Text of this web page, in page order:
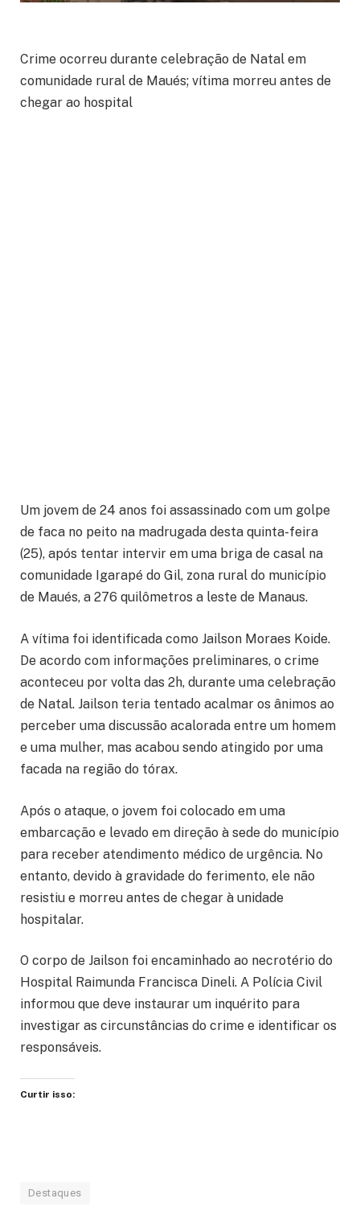
Crime ocorreu durante celebração de Natal em
comunidade rural de Maués; vítima morreu antes de
chegar ao hospital
Um jovem de 24 anos foi assassinado com um golpe
de faca no peito na madrugada desta quinta-feira
(25), após tentar intervir em uma briga de casal na
comunidade Igarapé do Gil, zona rural do município
de Maués, a 276 quilômetros a leste de Manaus.
A vítima foi identificada como Jailson Moraes Koide.
De acordo com informações preliminares, o crime
aconteceu por volta das 2h, durante uma celebração
de Natal. Jailson teria tentado acalmar os ânimos ao
perceber uma discussão acalorada entre um homem
e uma mulher, mas acabou sendo atingido por uma
facada na região do tórax.
Após o ataque, o jovem foi colocado em uma
embarcação e levado em direção à sede do município
para receber atendimento médico de urgência. No
entanto, devido à gravidade do ferimento, ele não
resistiu e morreu antes de chegar à unidade
hospitalar.
O corpo de Jailson foi encaminhado ao necrotério do
Hospital Raimunda Francisca Dineli. A Polícia Civil
informou que deve instaurar um inquérito para
investigar as circunstâncias do crime e identificar os
responsáveis.
Curtir isso:
Destaques